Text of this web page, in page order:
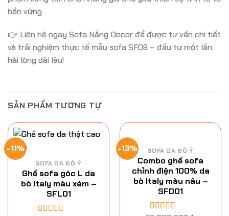
bền vững.
👉 Liên hệ ngay Sofa Nắng Decor để được tư vấn chi tiết
và trải nghiệm thực tế mẫu sofa SF08 – đầu tư một lần,
hài lòng dài lâu!
SẢN PHẨM TƯƠNG TỰ
-11%
SOFA DA BÒ Ý
Ghế sofa góc L da
bò Italy màu xám –
SFL01
-13% SOFA DA BÒ Ý
Combo ghế sofa
chỉnh điện 100% da
bò Italy màu nâu –
SFD01